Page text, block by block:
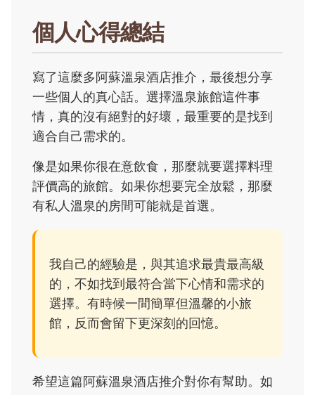
個人心得總結
寫了這麼多阿蘇溫泉酒店推介，最後想分享
一些個人的真心話。選擇溫泉旅館這件事
情，真的沒有絕對的好壞，最重要的是找到
適合自己需求的。
像是如果你很在意飲食，那麼就要選擇料理
評價高的旅館。如果你想要完全放鬆，那麼
有私人溫泉的房間可能就是首選。
我自己的經驗是，與其追求最貴最高級
的，不如找到最符合當下心情和需求的
選擇。有時候一間簡單但溫馨的小旅
館，反而會留下更深刻的回憶。
希望這篇阿蘇溫泉酒店推介對你有幫助。如